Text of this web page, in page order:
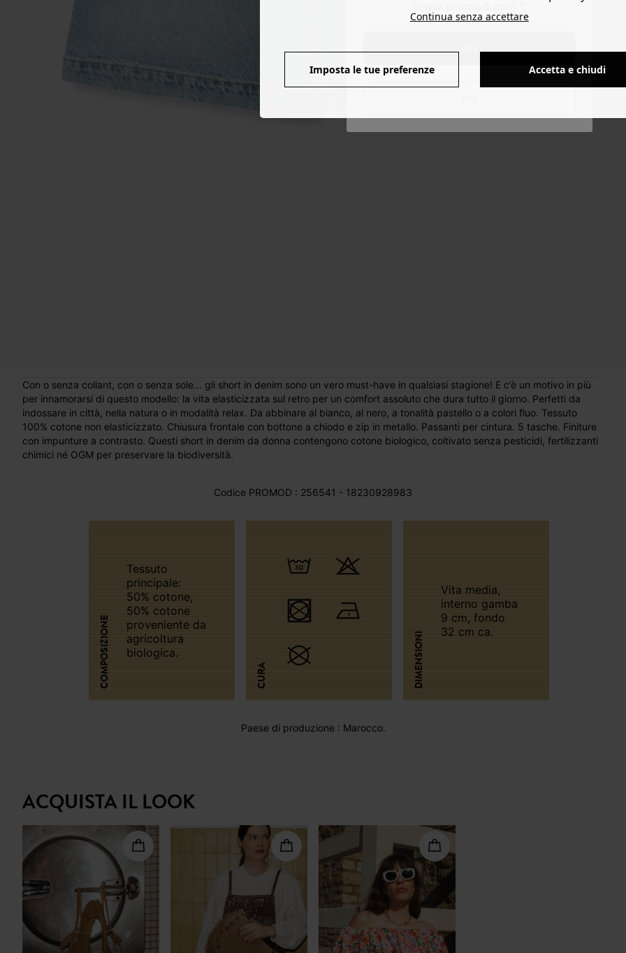
Con o senza collant, con o senza sole… gli short in denim sono un vero must-have in qualsiasi stagione! E c’è un motivo in più
per innamorarsi di questo modello: la vita elasticizzata sul retro per un comfort assoluto che dura tutto il giorno. Perfetti da
indossare in città, nella natura o in modalità relax. Da abbinare al bianco, al nero, a tonalità pastello o a colori fluo. Tessuto
100% cotone non elasticizzato. Chiusura frontale con bottone a chiodo e zip in metallo. Passanti per cintura. 5 tasche. Finiture
con impunture a contrasto. Questi short in denim da donna contengono cotone biologico, coltivato senza pesticidi, fertilizzanti
chimici né OGM per preservare la biodiversità.
Codice PROMOD : 256541 - 18230928983
COMPOSIZIONE
Tessuto
principale:
50% cotone,
50% cotone
proveniente da
agricoltura
biologica.
CURA DIMENSIONI
Vita media,
interno gamba
9 cm, fondo
32 cm ca.
Paese di produzione : Marocco.
ACQUISTA IL LOOK
Continua senza accettare
Imposta le tue preferenze Accetta e chiudi